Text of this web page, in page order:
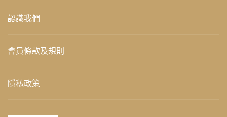
認識我們
會員條款及規則
隱私政策